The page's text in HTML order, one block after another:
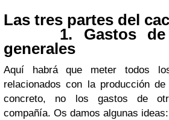
Las tres partes del
1. Gastos de
generales
Aquí habrá que meter todos
relacionados con la producción
concreto, no los gastos de
compañía. Os damos algunas ideas: